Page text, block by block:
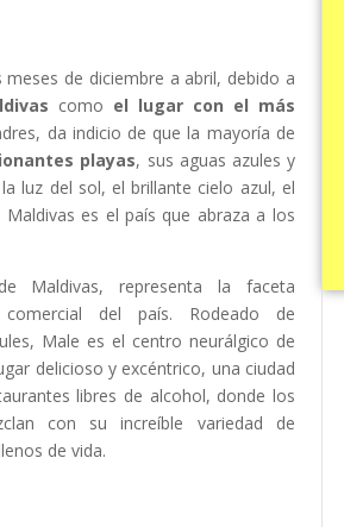
de diciembre a abril, debido a
como el lugar con el más
da indicio de que la mayoría de
playas, sus aguas azules y
luz del sol, el brillante cielo azul, el
es el país que abraza a los
Maldivas, representa la faceta
del país. Rodeado de
Male es el centro neurálgico de
delicioso y excéntrico, una ciudad
libres de alcohol, donde los
con su increíble variedad de
de vida.